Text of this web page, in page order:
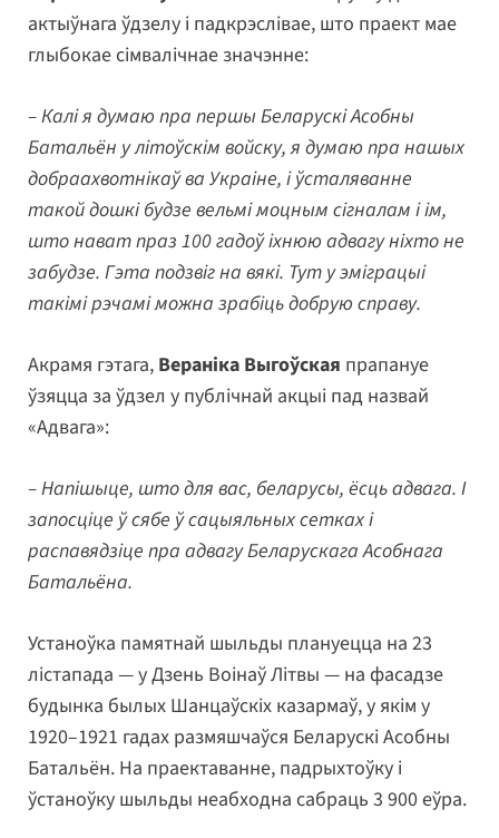
актыўнага ўдзелу і падкрэслівае, што праект мае
глыбокае сімвалічнае значэнне:
– Калі я думаю пра першы Беларускі Асобны
Батальён у літоўскім войску, я думаю пра нашых
добраахвотнікаў ва Украіне, і ўсталяванне
такой дошкі будзе вельмі моцным сігналам і ім,
што нават праз 100 гадоў іхнюю адвагу ніхто не
забудзе. Гэта подзвіг на вякі. Тут у эміграцыі
такімі рэчамі можна зрабіць добрую справу.
Акрамя гэтага, Вераніка Выгоўская прапануе
ўзяцца за ўдзел у публічнай акцыі пад назвай
«Адвага»:
– Напішыце, што для вас, беларусы, ёсць адвага. І
запосціце ў сябе ў сацыяльных сетках і
распавядзіце пра адвагу Беларускага Асобнага
Батальёна.
Устаноўка памятнай шыльды плануецца на 23
лістапада — у Дзень Воінаў Літвы — на фасадзе
будынка былых Шанцаўскіх казармаў, у якім у
1920–1921 гадах размяшчаўся Беларускі Асобны
Батальён. На праектаванне, падрыхтоўку і
ўстаноўку шыльды неабходна сабраць 3 900 еўра.